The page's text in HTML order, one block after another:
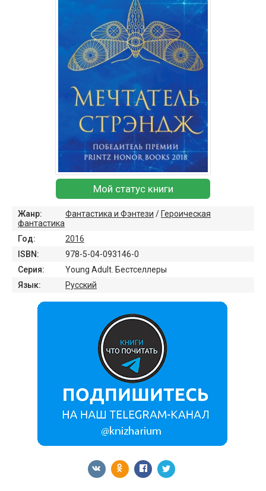
Мой статус книги
Жанр: Фантастика и Фэнтези / Героическая
фантастика
Год:
2016
ISBN:
978-5-04-093146-0
Серия:
Young Adult. Бестселлеры
Язык:
Русский